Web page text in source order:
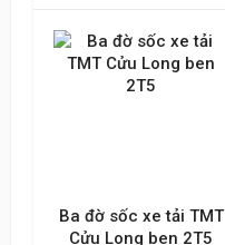
Ba đờ sốc xe tải TMT
Cửu Long ben 2T5